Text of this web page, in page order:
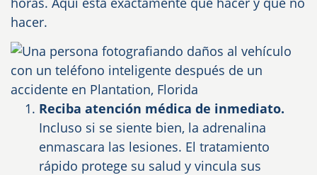
hacer.
Reciba atención médica de inmediato.
Incluso si se siente bien, la adrenalina
enmascara las lesiones. El tratamiento
rápido protege su salud y vincula sus